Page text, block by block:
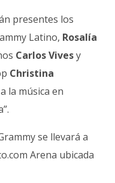
presentes los
Latino, Rosalía
Carlos Vivesy
Christina
la música en
se llevará a
Arena ubicada